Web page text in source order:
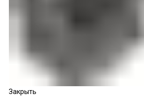
Закрыть